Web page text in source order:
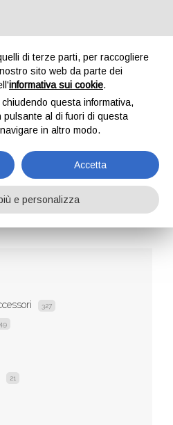
Shop
327
21
di terze parti, per raccogliere
sito web da parte dei
informativa sui cookie.
questa informativa,
al di fuori di questa
in altro modo.
Accetta
e personalizza